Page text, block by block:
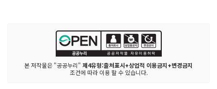
본 저작물은 "공공누리" 제4유형:출처표시+상업적 이용금지+변경금지
조건에 따라 이용 할 수 있습니다.